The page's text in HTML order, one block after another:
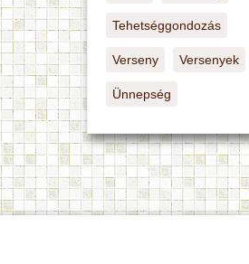
Tehetséggondozás
Verseny Versenyek
Ünnepség